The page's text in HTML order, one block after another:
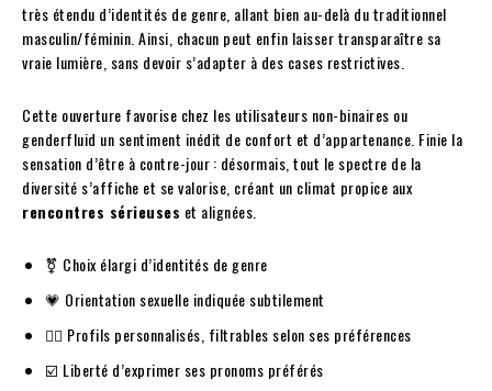
très étendu d’identités de genre, allant bien au-delà du traditionnel
masculin/féminin. Ainsi, chacun peut enfin laisser transparaître sa
vraie lumière, sans devoir s’adapter à des cases restrictives.
Cette ouverture favorise chez les utilisateurs non-binaires ou
genderfluid un sentiment inédit de confort et d’appartenance. Finie la
sensation d’être à contre-jour : désormais, tout le spectre de la
diversité s’affiche et se valorise, créant un climat propice aux
rencontres sérieuses et alignées.
⚧️ Choix élargi d’identités de genre
💗 Orientation sexuelle indiquée subtilement
🏳️‍🌈 Profils personnalisés, filtrables selon ses préférences
☑️ Liberté d’exprimer ses pronoms préférés